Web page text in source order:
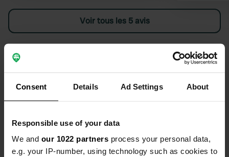
Consent Details Ad Settings About
Responsible use of your data
We and our 1022 partners process your personal data,
e.g. your IP-number, using technology such as cookies to
Voir tous les 5 avis
Contact
Emplacement